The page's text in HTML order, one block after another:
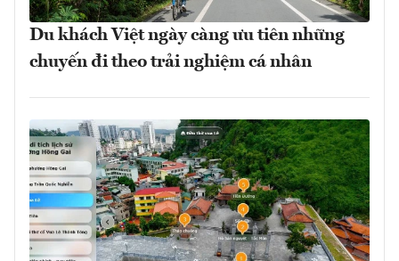
Du khách Việt ngày càng ưu tiên những
chuyến đi theo trải nghiệm cá nhân